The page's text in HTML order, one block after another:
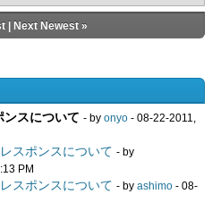
| Next Newest»
スについて - by onyo - 08-22-2011,
スポンスについて - by
PM
スポンスについて - by ashimo - 08-